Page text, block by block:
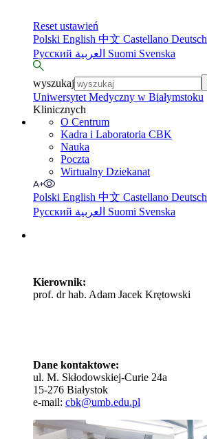
Reset ustawień
Polski English 中文 Castellano Deutsch
Русский
Suomi Svenska
wyszukaj
Uniwersytet Medyczny w Białymstoku
Klinicznych
O Centrum
Kadra i Laboratoria CBK
Nauka
Poczta
Wirtualny Dziekanat
Polski English 中文 Castellano Deutsch
Русский
Suomi Svenska
Kierownik:
prof. dr hab. Adam Jacek Krętowski
Dane kontaktowe:
ul. M. Skłodowskiej-Curie 24a
15-276 Białystok
e-mail: cbk@umb.edu.pl